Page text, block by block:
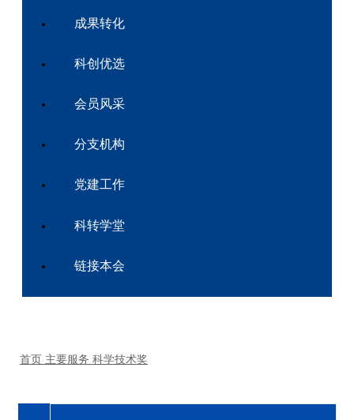
成果转化
科创优选
会员风采
分支机构
党建工作
科转学堂
链接本会
首页 主要服务 科学技术奖